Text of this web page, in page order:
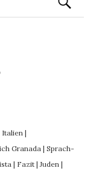
nach:
Italien |
Granada| Sprach-
| Fazit |Juden |